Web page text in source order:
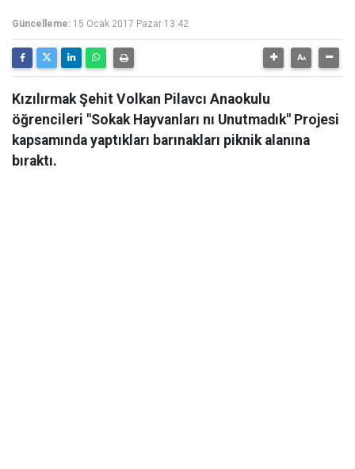
Güncelleme: 15 Ocak 2017 Pazar 13:42
Kızılırmak Şehit Volkan Pilavcı Anaokulu
öğrencileri "Sokak Hayvanları nı Unutmadık" Projesi
kapsamında yaptıkları barınakları piknik alanına
bıraktı.